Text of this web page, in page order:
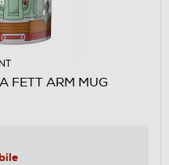
FETT ARM MUG